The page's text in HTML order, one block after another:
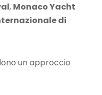
, Monaco Yacht
di
un approccio